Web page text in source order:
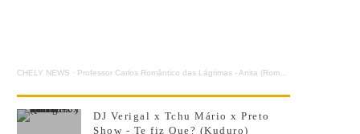
CHELY NEWS · Professor Carlos Romântico das Lágrimas - Anita (Romântica)
DJ Verigal x Tchu Mário x Preto
Show - Te fiz Que? (Kuduro)